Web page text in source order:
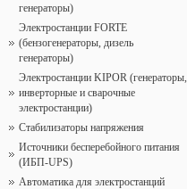
генераторы)
Электростанции FORTE
(бензогенераторы, дизель
генераторы)
Электростанции KIPOR (генераторы,
инверторные и сварочные
электростанции)
Стабилизаторы напряжения
Источники бесперебойного питания
(ИБП-UPS)
Автоматика для электростанций